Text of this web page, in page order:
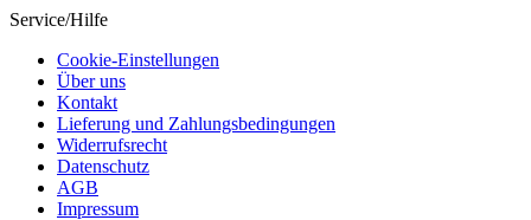
Service/Hilfe
Cookie-Einstellungen
Über uns
Kontakt
Lieferung und Zahlungsbedingungen
Widerrufsrecht
Datenschutz
AGB
Impressum